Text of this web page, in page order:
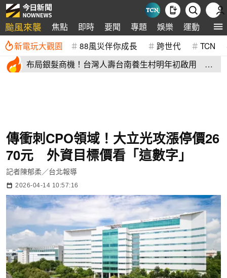
颱風來襲 焦點 即時 要聞 專題 娛樂 運動 全球
新電玩大觀園 88風災伴你成長 跨世代 TCN
布局銀髮商機！台灣人壽台南養生村明年初啟用 月
傳衝刺CPO領域！大立光攻漲停價26
70元 外資目標價看「這數字」
記者陳郁柔／台北報導
2026-04-14 10:57:16